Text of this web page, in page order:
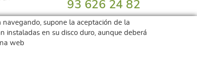
93 626 24 82
689 48 94 10
hola@frescoop.coop
supone la aceptación de la
instaladas en su disco duro, aunque deberá
web